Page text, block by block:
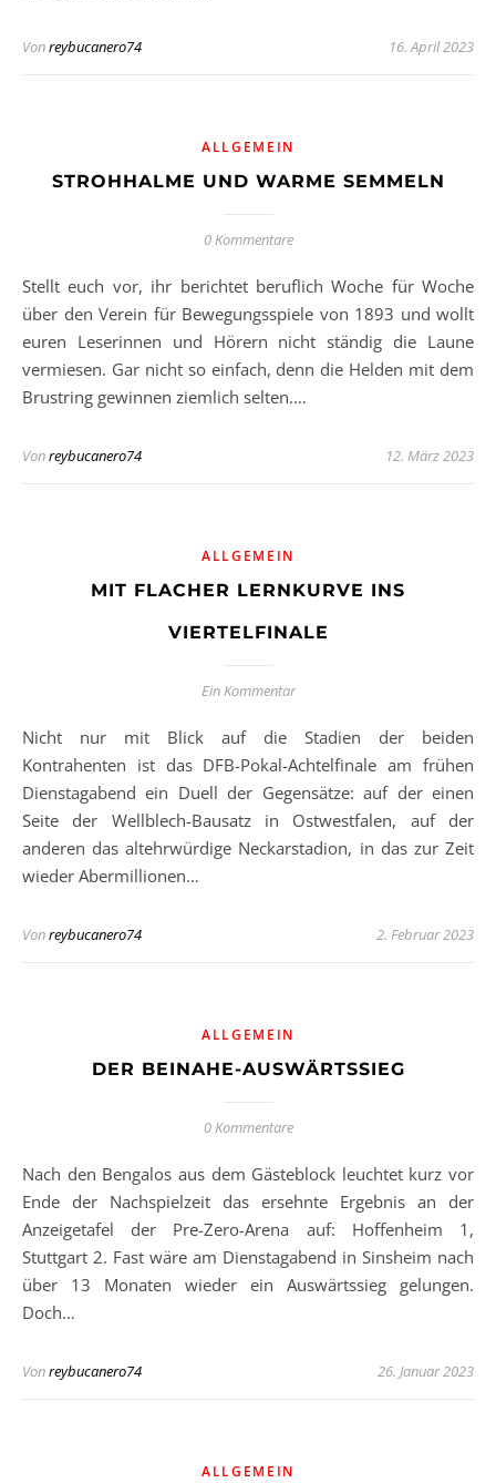
Vonreybucanero74 16. April 2023
ALLGEMEIN
STROHHALME UND WARME SEMMELN
0 Kommentare
Stellt euch vor, ihr berichtet beruflich Woche für Woche
über den Verein für Bewegungsspiele von 1893 und wollt
euren Leserinnen und Hörern nicht ständig die Laune
vermiesen. Gar nicht so einfach, denn die Helden mit dem
Brustring gewinnen ziemlich selten.…
Vonreybucanero74 12. März 2023
ALLGEMEIN
MIT FLACHER LERNKURVE INS
VIERTELFINALE
Ein Kommentar
Nicht nur mit Blick auf die Stadien der beiden
Kontrahenten ist das DFB-Pokal-Achtelfinale am frühen
Dienstagabend ein Duell der Gegensätze: auf der einen
Seite der Wellblech-Bausatz in Ostwestfalen, auf der
anderen das altehrwürdige Neckarstadion, in das zur Zeit
wieder Abermillionen…
Vonreybucanero74 2. Februar 2023
ALLGEMEIN
DER BEINAHE-AUSWÄRTSSIEG
0 Kommentare
Nach den Bengalos aus dem Gästeblock leuchtet kurz vor
Ende der Nachspielzeit das ersehnte Ergebnis an der
Anzeigetafel der Pre-Zero-Arena auf: Hoffenheim 1,
Stuttgart 2. Fast wäre am Dienstagabend in Sinsheim nach
über 13 Monaten wieder ein Auswärtssieg gelungen.
Doch…
Vonreybucanero74 26. Januar 2023
ALLGEMEIN